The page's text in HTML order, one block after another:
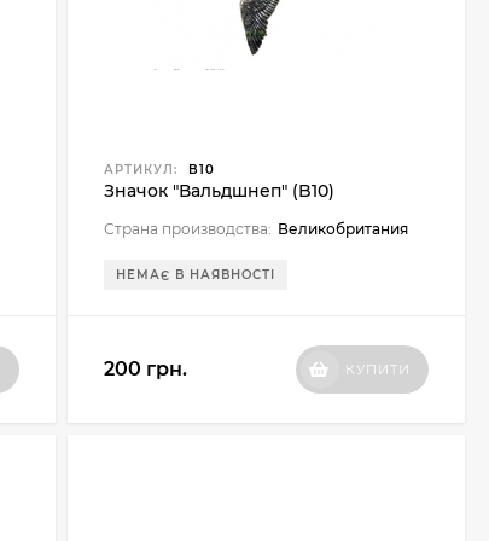
АРТИКУЛ: B10
Значок "Вальдшнеп" (B10)
Страна производства: Великобритания
НЕМАЄ В НАЯВНОСТІ
200 грн. КУПИТИ